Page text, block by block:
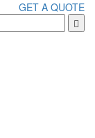
GET A QUOTE